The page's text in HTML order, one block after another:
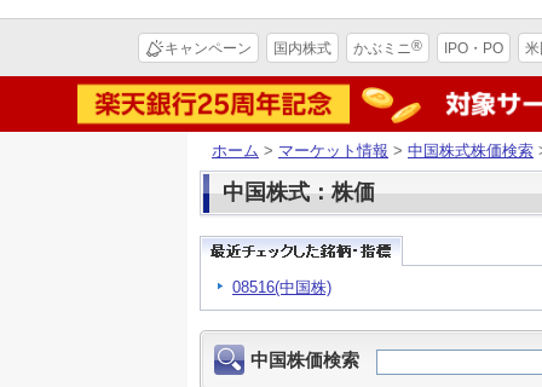
キャンペーン 国内株式 かぶミニ® IPO・PO
ホーム > マーケット情報 > 中国株式株価検索
中国株式：株価
08516(中国株)